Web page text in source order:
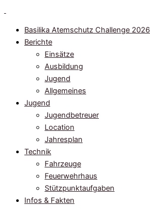
springenBasilika Atemschutz Challenge 2026
Berichte
Einsätze
Ausbildung
Jugend
Allgemeines
Jugend
Jugendbetreuer
Location
Jahresplan
Technik
Fahrzeuge
Feuerwehrhaus
Stützpunktaufgaben
Infos & Fakten